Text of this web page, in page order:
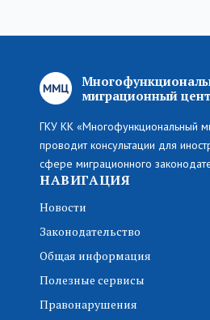
миграционный
ГКУ КК «Многофункциональный
проводит консультации для
сфере миграционного
НАВИГАЦИЯ
Новости
Законодательство
Общая информация
Полезные сервисы
Правонарушения